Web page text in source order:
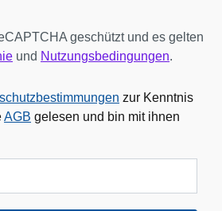
geschützt und es gelten
und Nutzungsbedingungen.
zur Kenntnis
AGB gelesen und bin mit ihnen